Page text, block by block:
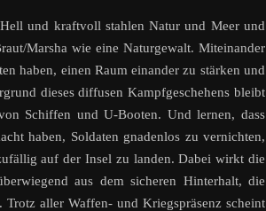
und kraftvoll stahlen Natur und Meer und
Marsha wie eine Naturgewalt. Miteinander
haben, einen Raum einander zu stärken und
dieses diffusen Kampfgeschehens bleibt
Schiffen und U-Booten. Und lernen, dass
haben, Soldaten gnadenlos zu vernichten,
auf der Insel zu landen. Dabei wirkt die
aus dem sicheren Hinterhalt, die
Trotz aller Waffen- und Kriegspräsenz scheint